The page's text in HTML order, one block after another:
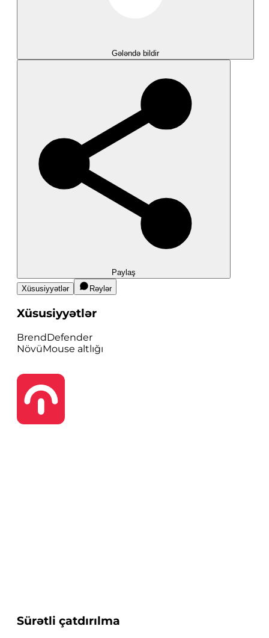
Gələndə bildir
Paylaş
Xüsusiyyətlər
Rəylər
Xüsusiyyətlər
BrendDefender
NövüMouse altlığı
Sürətli çatdırılma